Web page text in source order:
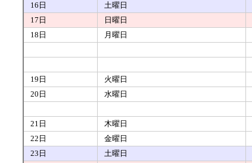
16日
土曜日
17日
日曜日
18日
月曜日
19日
火曜日
20日
水曜日
21日
木曜日
22日
金曜日
23日
土曜日